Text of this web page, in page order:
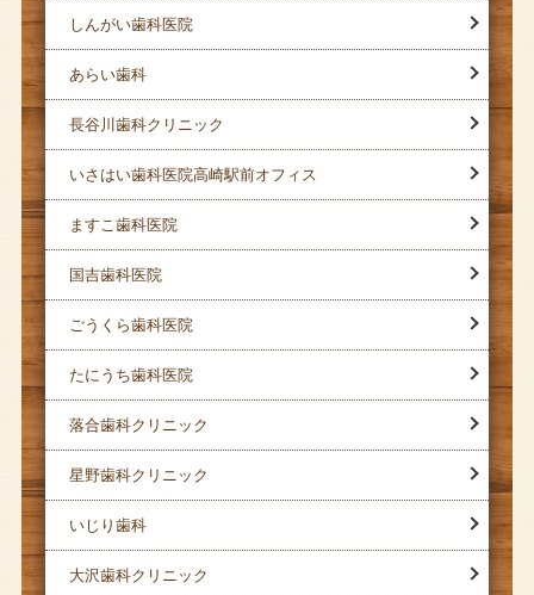
しんがい歯科医院
あらい歯科
長谷川歯科クリニック
いさはい歯科医院高崎駅前オフィス
ますこ歯科医院
国吉歯科医院
ごうくら歯科医院
たにうち歯科医院
落合歯科クリニック
星野歯科クリニック
いじり歯科
大沢歯科クリニック